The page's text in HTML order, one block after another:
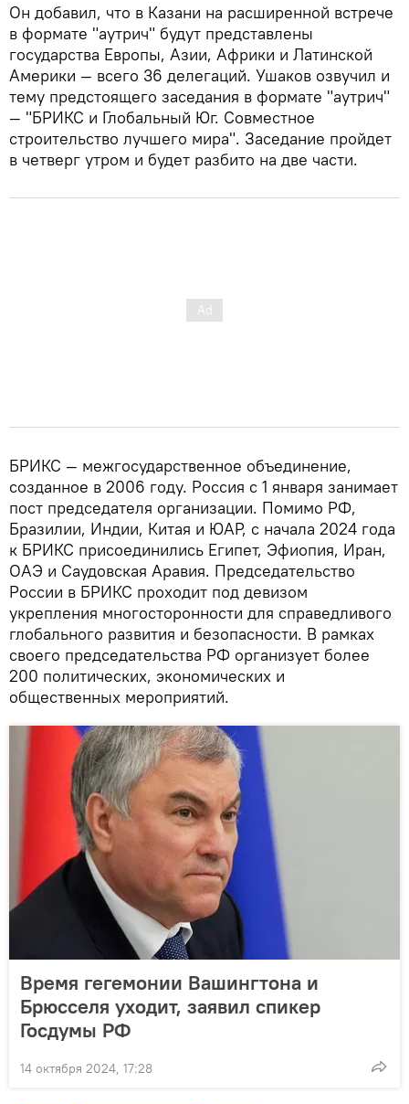
Он добавил, что в Казани на расширенной встрече
в формате "аутрич" будут представлены
государства Европы, Азии, Африки и Латинской
Америки — всего 36 делегаций. Ушаков озвучил и
тему предстоящего заседания в формате "аутрич"
— "БРИКС и Глобальный Юг. Совместное
строительство лучшего мира". Заседание пройдет
в четверг утром и будет разбито на две части.
БРИКС — межгосударственное объединение,
созданное в 2006 году. Россия с 1 января занимает
пост председателя организации. Помимо РФ,
Бразилии, Индии, Китая и ЮАР, с начала 2024 года
к БРИКС присоединились Египет, Эфиопия, Иран,
ОАЭ и Саудовская Аравия. Председательство
России в БРИКС проходит под девизом
укрепления многосторонности для справедливого
глобального развития и безопасности. В рамках
своего председательства РФ организует более
200 политических, экономических и
общественных мероприятий.
Время гегемонии Вашингтона и
Брюсселя уходит, заявил спикер
Госдумы РФ
14 октября 2024, 17:28